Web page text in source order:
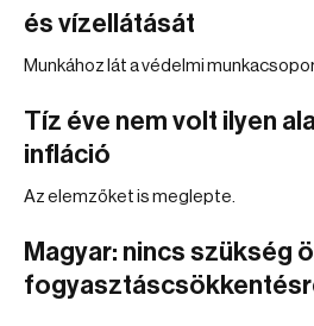
és vízellátását
Munkához lát a védelmi
Tíz éve nem volt ilyen
infláció
Az elemzőket is meglepte.
Magyar: nincs szükség